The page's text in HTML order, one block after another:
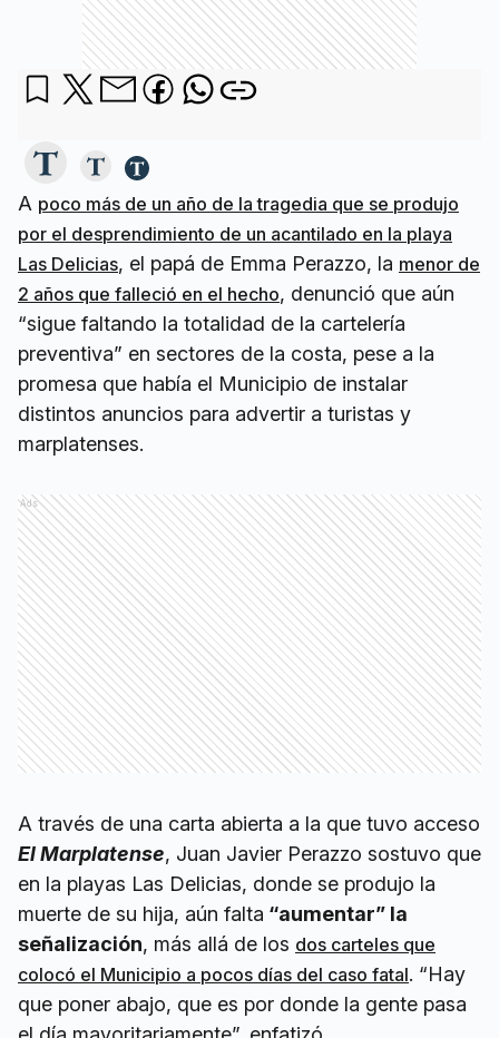
A poco más de un año de la tragedia que se produjo
por el desprendimiento de un acantilado en la playa
Las Delicias, el papá de Emma Perazzo, la menor de
2 años que falleció en el hecho, denunció que aún
“sigue faltando la totalidad de la cartelería
preventiva” en sectores de la costa, pese a la
promesa que había el Municipio de instalar
distintos anuncios para advertir a turistas y
marplatenses.
Ads
A través de una carta abierta a la que tuvo acceso
El Marplatense, Juan Javier Perazzo sostuvo que
en la playas Las Delicias, donde se produjo la
muerte de su hija, aún falta “aumentar” la
señalización, más allá de los dos carteles que
colocó el Municipio a pocos días del caso fatal. “Hay
que poner abajo, que es por donde la gente pasa